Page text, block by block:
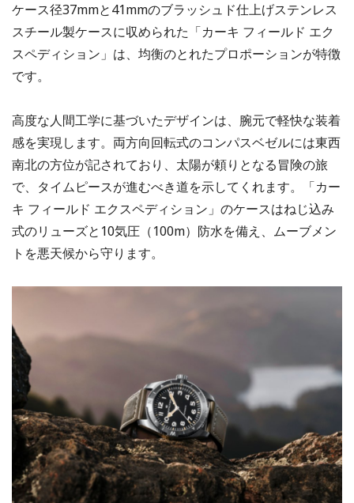
ケース径37mmと41mmのブラッシュド仕上げステンレス
スチール製ケースに収められた「カーキ フィールド エク
スペディション」は、均衡のとれたプロポーションが特徴
です。
高度な人間工学に基づいたデザインは、腕元で軽快な装着
感を実現します。両方向回転式のコンパスベゼルには東西
南北の方位が記されており、太陽が頼りとなる冒険の旅
で、タイムピースが進むべき道を示してくれます。「カー
キ フィールド エクスペディション」のケースはねじ込み
式のリューズと10気圧（100m）防水を備え、ムーブメン
トを悪天候から守ります。